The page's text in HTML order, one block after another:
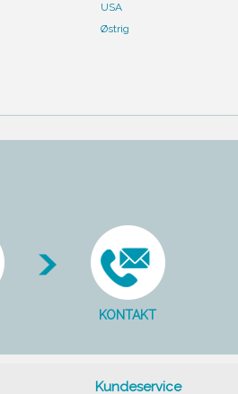
USA
Østrig
KONTAKT
Kundeservice